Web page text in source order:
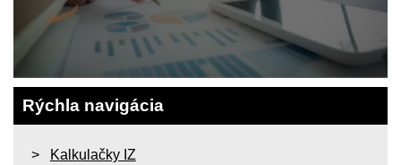
Rýchla navigácia
Kalkulačky IZ